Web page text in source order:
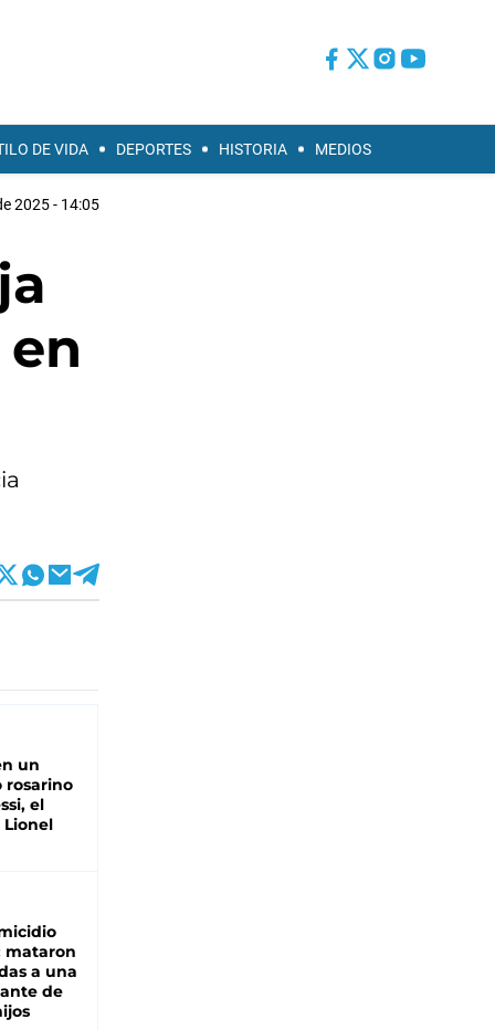
DE VIDA DEPORTES HISTORIA MEDIOS
2025 - 14:05
un
rosarino
el
Lionel
mataron
a una
de